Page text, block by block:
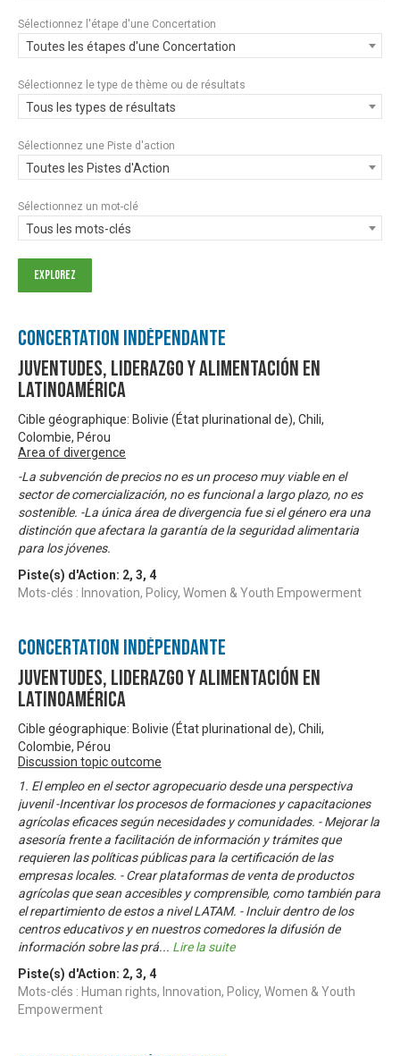
Sélectionnez l'étape d'une Concertation
Toutes les étapes d'une Concertation
Sélectionnez le type de thème ou de résultats
Tous les types de résultats
Sélectionnez une Piste d'action
Toutes les Pistes d'Action
Sélectionnez un mot-clé
Tous les mots-clés
Concertation Indépendante
Juventudes, Liderazgo y Alimentación en
Latinoamérica
Cible géographique: Bolivie (État plurinational de), Chili,
Colombie, Pérou
Area of divergence
-La subvención de precios no es un proceso muy viable en el
sector de comercialización, no es funcional a largo plazo, no es
sostenible. -La única área de divergencia fue si el género era una
distinción que afectara la garantía de la seguridad alimentaria
para los jóvenes.
Piste(s) d'Action: 2, 3, 4
Mots-clés : Innovation, Policy, Women & Youth Empowerment
Concertation Indépendante
Juventudes, Liderazgo y Alimentación en
Latinoamérica
Cible géographique: Bolivie (État plurinational de), Chili,
Colombie, Pérou
Discussion topic outcome
1. El empleo en el sector agropecuario desde una perspectiva
juvenil -Incentivar los procesos de formaciones y capacitaciones
agrícolas eficaces según necesidades y comunidades. - Mejorar la
asesoría frente a facilitación de información y trámites que
requieren las políticas públicas para la certificación de las
empresas locales. - Crear plataformas de venta de productos
agrícolas que sean accesibles y comprensible, como también para
el repartimiento de estos a nivel LATAM. - Incluir dentro de los
centros educativos y en nuestros comedores la difusión de
información sobre las prá... Lire la suite
Piste(s) d'Action: 2, 3, 4
Mots-clés : Human rights, Innovation, Policy, Women & Youth
Empowerment